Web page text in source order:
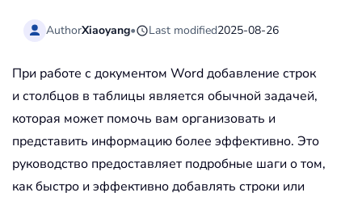
AuthorXiaoyang• Last modified2025-08-26
При работе с документом Word добавление строк
и столбцов в таблицы является обычной задачей,
которая может помочь вам организовать и
представить информацию более эффективно. Это
руководство предоставляет подробные шаги о том,
как быстро и эффективно добавлять строки или